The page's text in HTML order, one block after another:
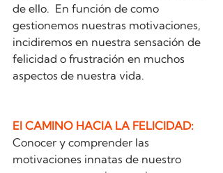
de ello.  En función de como
gestionemos nuestras motivaciones,
incidiremos en nuestra sensación de
felicidad o frustración en muchos
aspectos de nuestra vida.
El CAMINO HACIA LA FELICIDAD:
Conocer y comprender las
motivaciones innatas de nuestro